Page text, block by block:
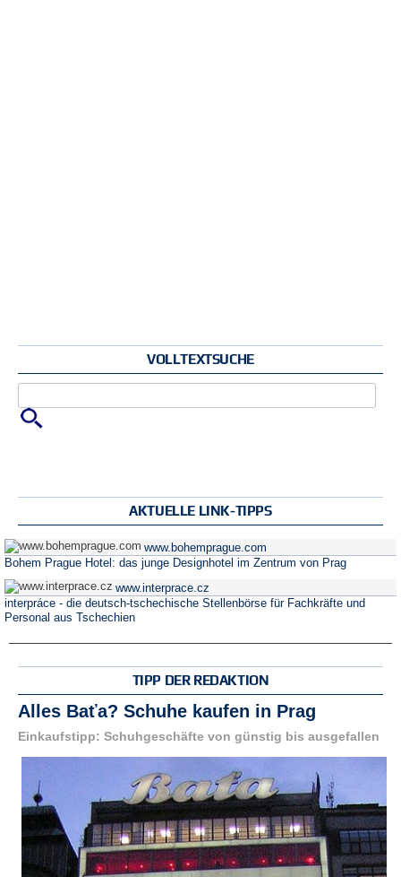
VOLLTEXTSUCHE
AKTUELLE LINK-TIPPS
www.bohemprague.com
Bohem Prague Hotel: das junge Designhotel im Zentrum von Prag
www.interprace.cz
interpráce - die deutsch-tschechische Stellenbörse für Fachkräfte und
Personal aus Tschechien
TIPP DER REDAKTION
Alles Baťa? Schuhe kaufen in Prag
Einkaufstipp: Schuhgeschäfte von günstig bis ausgefallen